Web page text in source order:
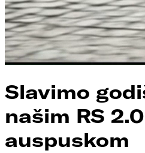
Slavimo
našim RS 2.0
auspuskom